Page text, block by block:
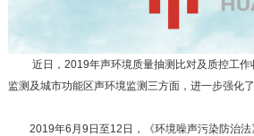
近日，2019年声环境质量抽测比对及质控工作
监测及城市功能区声环境监测三方面，进一步强化
2019年6月9日至12日，《环境噪声污染防治法